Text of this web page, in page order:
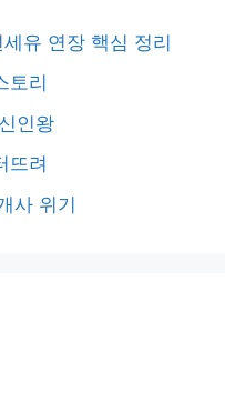
유 연장 핵심 정리
토리
인왕
뜨려
사 위기